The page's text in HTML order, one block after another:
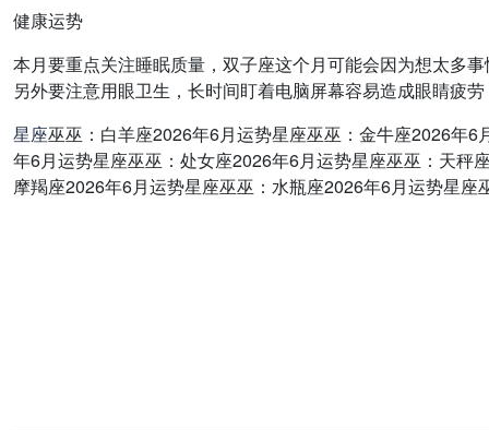
健康运势
本月要重点关注睡眠质量，双子座这个月可能会因为想太多
另外要注意用眼卫生，长时间盯着电脑屏幕容易造成眼睛疲
星座巫巫：白羊座2026年6月运势星座巫巫：金牛座2026年
年6月运势星座巫巫：处女座2026年6月运势星座巫巫：天
摩羯座2026年6月运势星座巫巫：水瓶座2026年6月运势星座